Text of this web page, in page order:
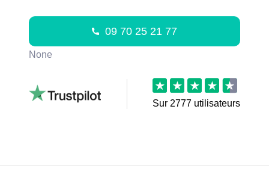
09 70 25 21 77
None
Sur 2777 utilisateurs